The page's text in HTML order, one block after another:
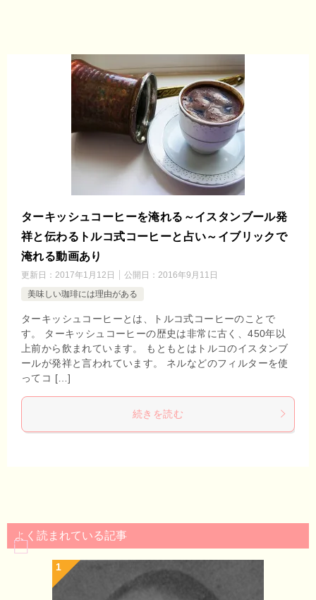
ターキッシュコーヒーを淹れる～イスタンブール発
祥と伝わるトルコ式コーヒーと占い～イブリックで
淹れる動画あり
更新日： 2017年1月12日 公開日： 2016年9月11日
美味しい珈琲には理由がある
ターキッシュコーヒーとは、トルコ式コーヒーのことで
す。 ターキッシュコーヒーの歴史は非常に古く、450年以
上前から飲まれています。 もともとはトルコのイスタンブ
ールが発祥と言われています。 ネルなどのフィルターを使
ってコ […]
続きを読む
よく読まれている記事